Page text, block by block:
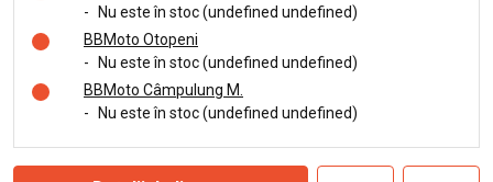
-
Nu este în stoc (undefined undefined)
BBMoto Otopeni
-
Nu este în stoc (undefined undefined)
BBMoto Câmpulung M.
-
Nu este în stoc (undefined undefined)